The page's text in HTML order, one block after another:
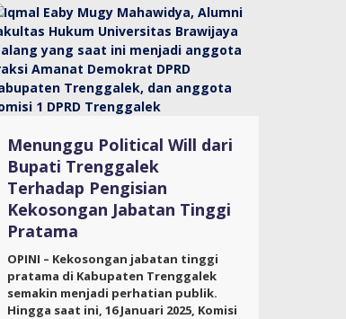
Menunggu Political Will dari
Bupati Trenggalek
Terhadap Pengisian
Kekosongan Jabatan Tinggi
Pratama
OPINI – Kekosongan jabatan tinggi
pratama di Kabupaten Trenggalek
semakin menjadi perhatian publik.
Hingga saat ini, 16 Januari 2025, Komisi